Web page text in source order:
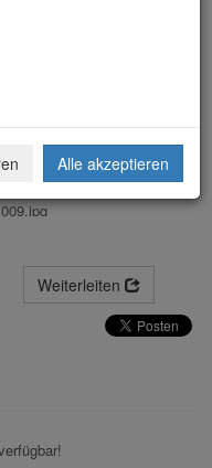
Weiterleiten
Alle akzeptieren